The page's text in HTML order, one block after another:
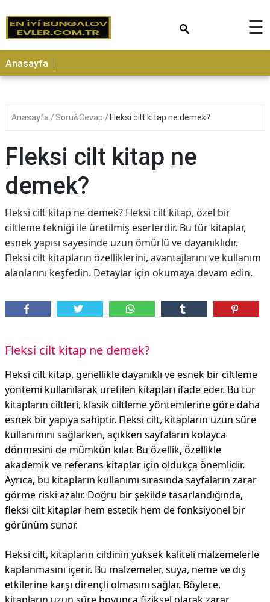
☰
Anasayfa
Anasayfa Soru&Cevap Fleksi cilt kitap ne demek?
Fleksi cilt kitap ne
demek?
Fleksi cilt kitap ne demek? Fleksi cilt kitap, özel bir
ciltleme tekniği ile üretilmiş eserlerdir. Bu tür kitaplar,
esnek yapısı sayesinde uzun ömürlü ve dayanıklıdır.
Fleksi cilt kitapların özelliklerini, avantajlarını ve kullanım
alanlarını keşfedin. Detaylar için okumaya devam edin.
Fleksi cilt kitap ne demek?
Fleksi cilt kitap, genellikle dayanıklı ve esnek bir ciltleme
yöntemi kullanılarak üretilen kitapları ifade eder. Bu tür
kitapların ciltleri, klasik ciltleme yöntemlerine göre daha
esnek bir yapıya sahiptir. Fleksi cilt, kitapların uzun süre
kullanımını sağlarken, açıkken sayfaların kolayca
dönmesini de mümkün kılar. Bu özellik, özellikle
akademik ve referans kitaplar için oldukça önemlidir.
Ayrıca, bu kitapların kullanımı sırasında sayfaların zarar
görme riski azalır. Doğru bir şekilde tasarlandığında,
fleksi cilt kitaplar hem estetik hem de fonksiyonel bir
görünüm sunar.
Fleksi cilt, kitapların cildinin yüksek kaliteli malzemelerle
kaplanmasını içerir. Bu malzemeler, suya, neme ve dış
etkilerine karşı dirençli olmasını sağlar. Böylece,